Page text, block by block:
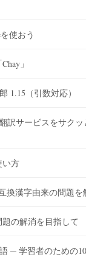
使おう
」
1.15（引数対応）
訳サービスをサク
い方
換漢字由来の問題
の解消を目指して
─ 学習者のための